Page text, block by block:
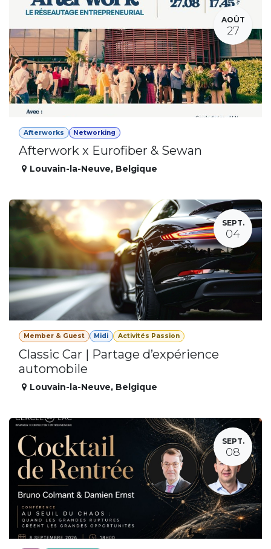
AOÛT
27
Afterworks Networking
Afterwork x Eurofiber & Sewan
Louvain-la-Neuve, Belgique
SEPT.
04
Member & Guest Midi Activités Passion
Classic Car | Partage d’expérience
automobile
Louvain-la-Neuve, Belgique
SEPT.
08